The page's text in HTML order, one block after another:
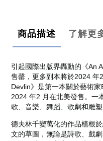
商品描述 了解更
引起國際出版界轟動的《An
售罄，更多副本將於2024 年
Devlin》是第一本關於藝術
2024 年2 月在北美發售。一
歌、音樂、舞蹈、歌劇和雕塑
德夫林千變萬化的作品植根
文的草圖，無論是詩歌、戲